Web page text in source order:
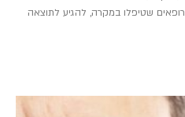
שטיפלו במקרה, להגיע לתוצאה